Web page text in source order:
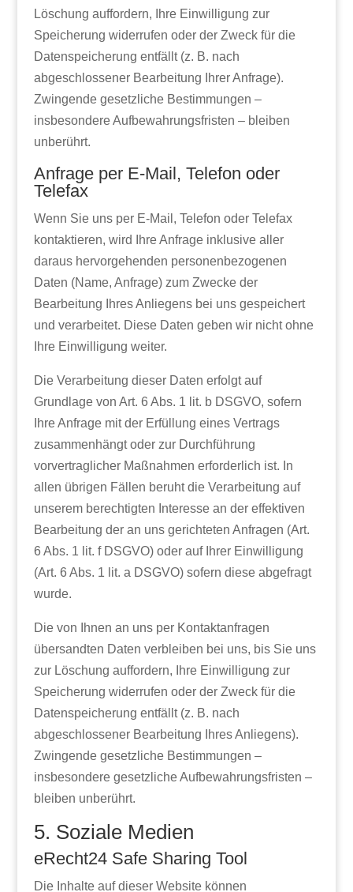
Löschung auffordern, Ihre Einwilligung zur
Speicherung widerrufen oder der Zweck für die
Datenspeicherung entfällt (z. B. nach
abgeschlossener Bearbeitung Ihrer Anfrage).
Zwingende gesetzliche Bestimmungen –
insbesondere Aufbewahrungsfristen – bleiben
unberührt.
Anfrage per E-Mail, Telefon oder
Telefax
Wenn Sie uns per E-Mail, Telefon oder Telefax
kontaktieren, wird Ihre Anfrage inklusive aller
daraus hervorgehenden personenbezogenen
Daten (Name, Anfrage) zum Zwecke der
Bearbeitung Ihres Anliegens bei uns gespeichert
und verarbeitet. Diese Daten geben wir nicht ohne
Ihre Einwilligung weiter.
Die Verarbeitung dieser Daten erfolgt auf
Grundlage von Art. 6 Abs. 1 lit. b DSGVO, sofern
Ihre Anfrage mit der Erfüllung eines Vertrags
zusammenhängt oder zur Durchführung
vorvertraglicher Maßnahmen erforderlich ist. In
allen übrigen Fällen beruht die Verarbeitung auf
unserem berechtigten Interesse an der effektiven
Bearbeitung der an uns gerichteten Anfragen (Art.
6 Abs. 1 lit. f DSGVO) oder auf Ihrer Einwilligung
(Art. 6 Abs. 1 lit. a DSGVO) sofern diese abgefragt
wurde.
Die von Ihnen an uns per Kontaktanfragen
übersandten Daten verbleiben bei uns, bis Sie uns
zur Löschung auffordern, Ihre Einwilligung zur
Speicherung widerrufen oder der Zweck für die
Datenspeicherung entfällt (z. B. nach
abgeschlossener Bearbeitung Ihres Anliegens).
Zwingende gesetzliche Bestimmungen –
insbesondere gesetzliche Aufbewahrungsfristen –
bleiben unberührt.
5. Soziale Medien
eRecht24 Safe Sharing Tool
Die Inhalte auf dieser Website können